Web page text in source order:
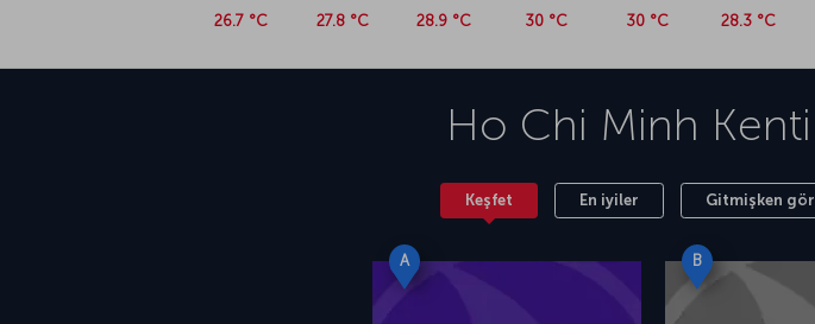
26.7 °C 27.8 °C 28.9 °C 30 °C 30 °C 28.3 °C
Ho Chi Minh Kenti
Keşfet En iyiler Gitmişken gör
A B